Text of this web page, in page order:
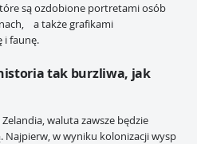
są ozdobione portretami osób
a także grafikami
i faunę.
tak burzliwa, jak
waluta zawsze będzie
Najpierw, w wyniku kolonizacji wysp